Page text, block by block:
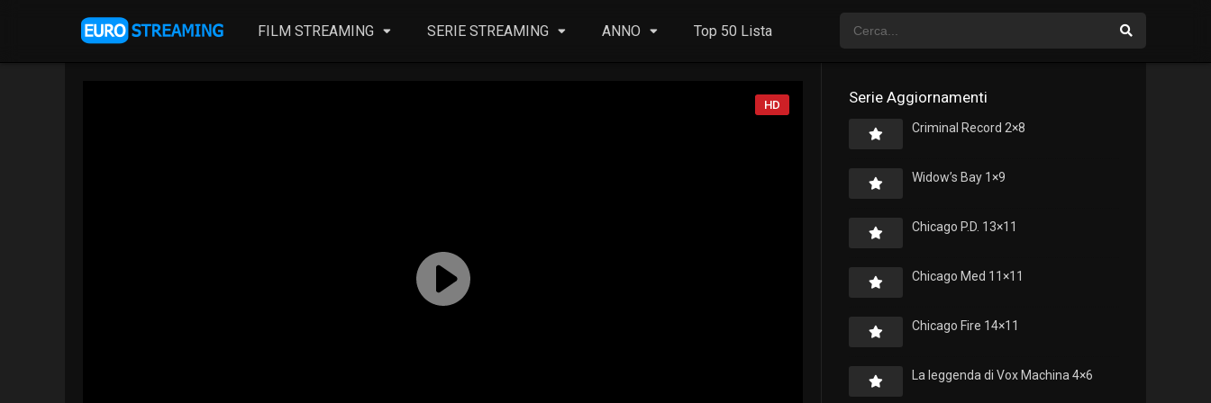
FILM STREAMING SERIE STREAMING ANNO Top 50 Lista
HD Serie Aggiornamenti
Criminal Record 2×8
Widow’s Bay 1×9
Chicago P.D. 13×11
Chicago Med 11×11
Chicago Fire 14×11
La leggenda di Vox Machina 4×6